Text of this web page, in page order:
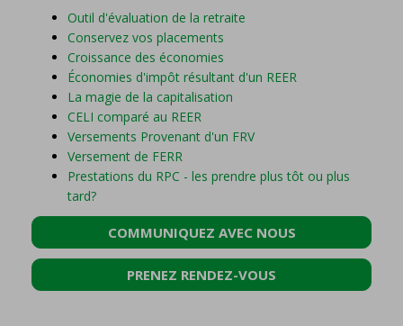
Outil d'évaluation de la retraite
Conservez vos placements
Croissance des économies
Économies d'impôt résultant d'un REER
La magie de la capitalisation
CELI comparé au REER
Versements Provenant d'un FRV
Versement de FERR
Prestations du RPC - les prendre plus tôt ou plus
tard?
COMMUNIQUEZ AVEC NOUS
PRENEZ RENDEZ-VOUS